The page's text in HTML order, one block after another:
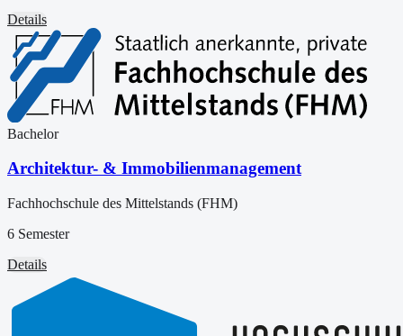
Details
Bachelor
Architektur- & Immobilienmanagement
Fachhochschule des Mittelstands (FHM)
6 Semester
Details